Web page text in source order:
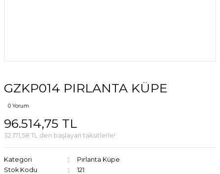
GZKP014 PIRLANTA KÜPE
0 Yorum
96.514,75 TL
32.171,58 TL den başlayan taksitlerle!
Kategori
Pırlanta Küpe
Stok Kodu
121